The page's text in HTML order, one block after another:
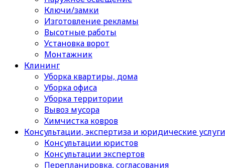
Ключи/замки
Изготовление рекламы
Высотные работы
Установка ворот
Монтажник
Клининг
Уборка квартиры, дома
Уборка офиса
Уборка территории
Вывоз мусора
Химчистка ковров
Консультации, экспертиза и юридические услуги
Консультации юристов
Консультации экспертов
Перепланировка, согласования